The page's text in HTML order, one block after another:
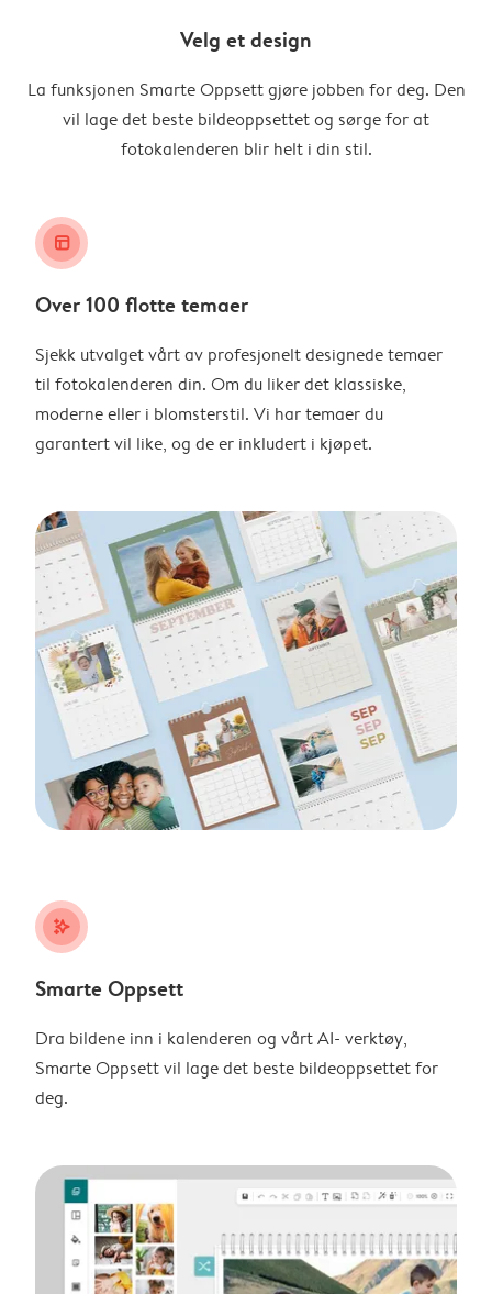
Velg et design
La funksjonen Smarte Oppsett gjøre jobben for deg. Den
vil lage det beste bildeoppsettet og sørge for at
fotokalenderen blir helt i din stil.
layout_alt
Over 100 flotte temaer
Sjekk utvalget vårt av profesjonelt designede temaer
til fotokalenderen din. Om du liker det klassiske,
moderne eller i blomsterstil. Vi har temaer du
garantert vil like, og de er inkludert i kjøpet.
stars_plus
Smarte Oppsett
Dra bildene inn i kalenderen og vårt AI- verktøy,
Smarte Oppsett vil lage det beste bildeoppsettet for
deg.